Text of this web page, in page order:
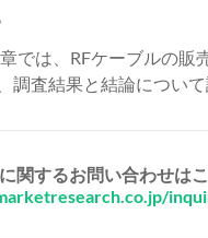
では、RFケーブルの販
調査結果と結論について
関するお問い合わせは